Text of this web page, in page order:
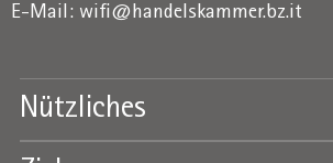
E-Mail: wifi@handelskammer.bz.it
Nützliches